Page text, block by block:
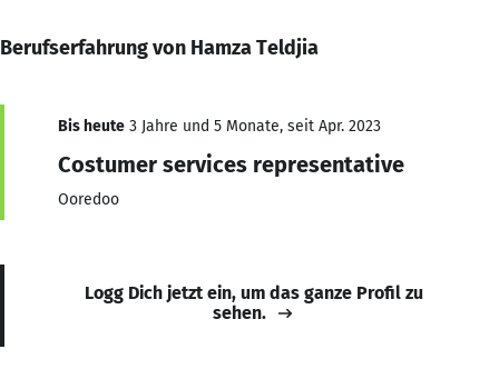
Berufserfahrung von Hamza Teldjia
Bis heute 3 Jahre und 5 Monate, seit Apr. 2023
Costumer services representative
Ooredoo
Logg Dich jetzt ein, um das ganze Profil zu
sehen.